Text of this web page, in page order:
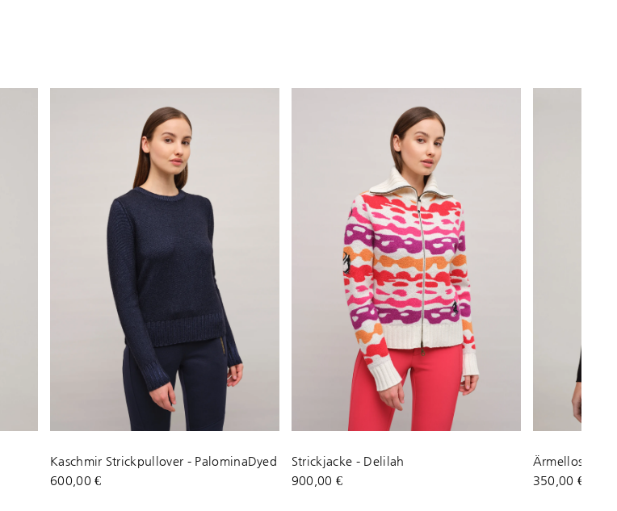
Kaschmir Strickpullover - PalominaDyed
600,00 €
Strickjacke - Delilah
900,00 €
Ärmelloses
350,00 €